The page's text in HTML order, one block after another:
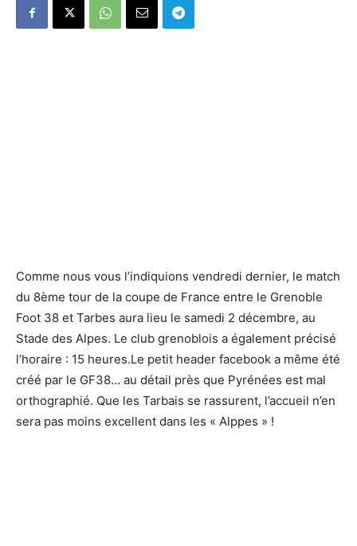
Comme nous vous l’indiquions vendredi dernier, le match
du 8ème tour de la coupe de France entre le Grenoble
Foot 38 et Tarbes aura lieu le samedi 2 décembre, au
Stade des Alpes. Le club grenoblois a également précisé
l’horaire : 15 heures.Le petit header facebook a même été
créé par le GF38… au détail près que Pyrénées est mal
orthographié. Que les Tarbais se rassurent, l’accueil n’en
sera pas moins excellent dans les « Alppes » !